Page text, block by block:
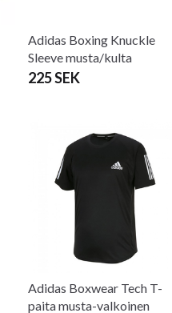
Adidas Boxing Knuckle
Sleeve musta/kulta
225 SEK
Adidas Boxwear Tech T-
paita musta-valkoinen